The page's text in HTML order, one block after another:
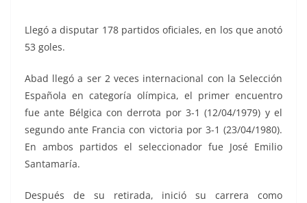
Llegó a disputar 178 partidos oficiales, en los que anotó
53 goles.
Abad llegó a ser 2 veces internacional con la Selección
Española en categoría olímpica, el primer encuentro
fue ante Bélgica con derrota por 3-1 (12/04/1979) y el
segundo ante Francia con victoria por 3-1 (23/04/1980).
En ambos partidos el seleccionador fue José Emilio
Santamaría.
Después de su retirada, inició su carrera como